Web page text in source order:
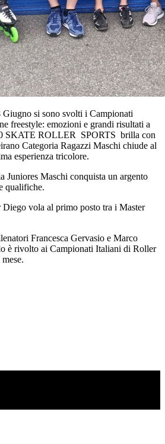
Giugno si sono svolti i Campionati
freestyle: emozioni e grandi risultati a
SKATE ROLLER SPORTS brilla con
Categoria Ragazzi Maschi chiude al
esperienza tricolore.
Juniores Maschi conquista un argento
qualifiche.
vola al primo posto tra i Master
Francesca Gervasio e Marco
è rivolto ai Campionati Italiani di Roller